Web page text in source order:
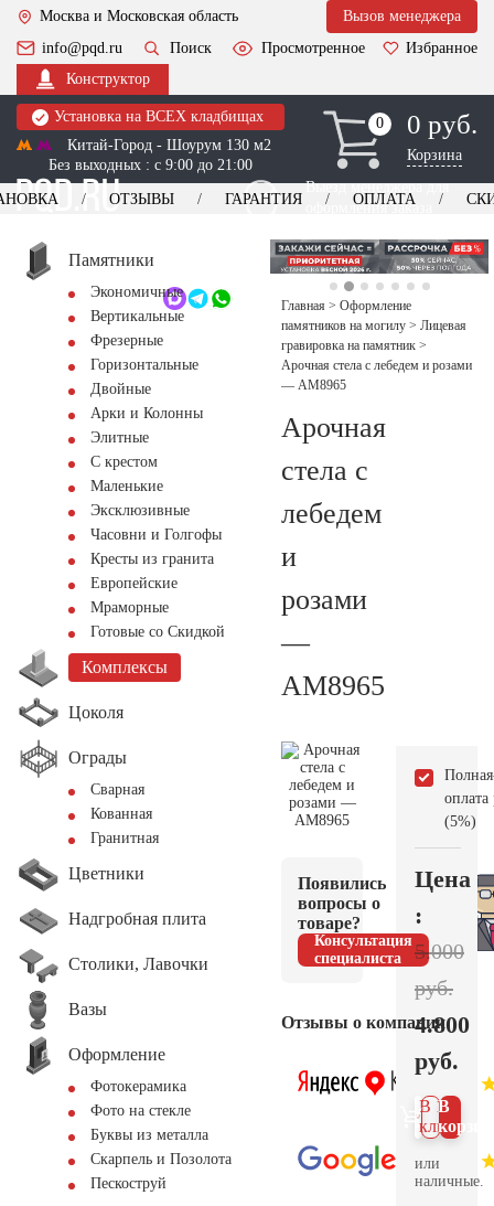
Москва и Московская область
Вызов менеджера
info@pqd.ru
Поиск Просмотренное
Избранное
Конструктор
Установка на ВСЕХ кладбищах
Китай-Город - Шоурум 130 м2
Без выходных : с 9:00 до 21:00
0
0 0 руб.
Корзина
Выезд менеджера для
оформления заказа
+7 (495) 518-44-23
Обратный звонок
ОТЗЫВЫ ГАРАНТИЯ ОПЛАТА
Памятники
Экономичные
Вертикальные
Фрезерные
Горизонтальные
Двойные
Арки и Колонны
Элитные
С крестом
Маленькие
Эксклюзивные
Часовни и Голгофы
Кресты из гранита
Европейские
Мраморные
Готовые со Скидкой
Комплексы
Цоколя
Ограды
Сварная
Кованная
Гранитная
Цветники
Надгробная плита
Столики, Лавочки
Вазы
Оформление
Фотокерамика
Фото на стекле
Буквы из металла
Скарпель и Позолота
Пескоструй
Главная > Оформление
памятников на могилу > Лицевая
гравировка на памятник >
Арочная стела с лебедем и розами
— AM8965
Арочная
стела с
лебедем
и
розами
—
AM8965
Появились
вопросы о
товаре?
Консультация
специалиста
Отзывы о компании
Полная
оплата
(5%)
Цена
:
5.000
руб.
4.800
руб.
В
В 1
клик
или
наличные.